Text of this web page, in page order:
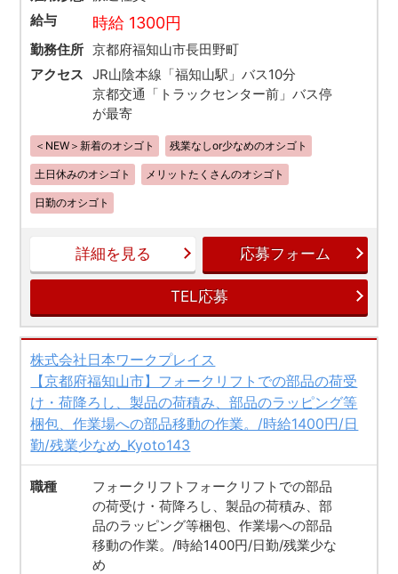
給与
時給 1300円
勤務住所 京都府福知山市長田野町
アクセス
JR山陰本線「福知山駅」バス10分
京都交通「トラックセンター前」バス停
が最寄
＜NEW＞新着のオシゴト 残業なしor少なめのオシゴト
土日休みのオシゴト メリットたくさんのオシゴト
日勤のオシゴト
詳細を見る 応募フォーム
TEL応募
株式会社日本ワークプレイス
【京都府福知山市】フォークリフトでの部品の荷受
け・荷降ろし、製品の荷積み、部品のラッピング等
梱包、作業場への部品移動の作業。/時給1400円/日
勤/残業少なめ_Kyoto143
職種
フォークリフトフォークリフトでの部品
の荷受け・荷降ろし、製品の荷積み、部
品のラッピング等梱包、作業場への部品
移動の作業。/時給1400円/日勤/残業少な
め